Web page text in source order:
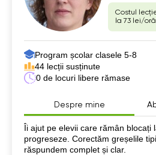
Costul
la 73 lei/oră
Program școlar clasele 5-8
44 lecții susținute
0 de locuri libere rămase
Despre mine
Despre mine
Îi ajut pe elevii care rămân blocați
progreseze. Corectăm greșelile
răspundem complet și clar.